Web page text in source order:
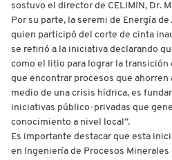
sostuvo el director de CELIMIN, Dr.
Por su parte, la seremi de Energía
quien participó del corte de cinta
se refirió a la iniciativa declarando
como el litio para lograr la
que encontrar procesos que ahorren
medio de una crisis hídrica, es
iniciativas público-privadas que
conocimiento a nivel local”.
Es importante destacar que esta
en Ingeniería de Procesos Minerales